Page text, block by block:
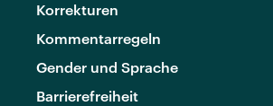
Korrekturen
Kommentarregeln
Gender und Sprache
Barrierefreiheit